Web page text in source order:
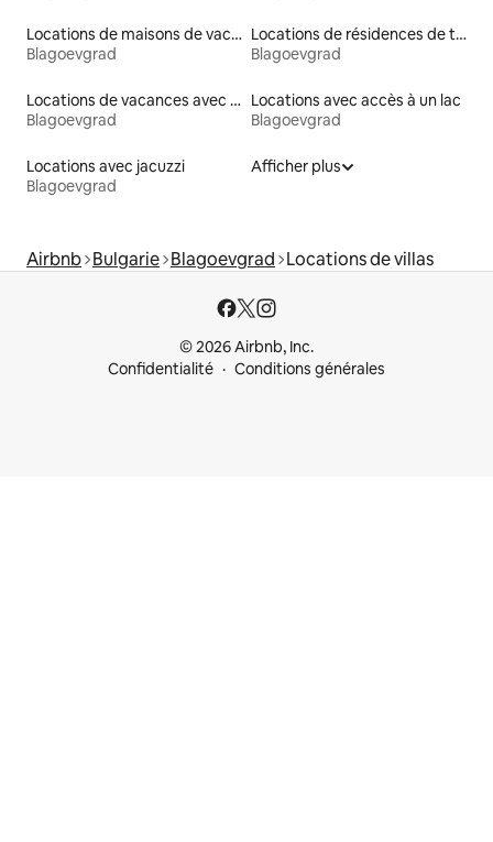
Locations de maisons de vacances
Blagoevgrad
Locations de résidences de tourisme
Blagoevgrad
Locations de vacances avec piscine
Blagoevgrad
Locations avec accès à un lac
Blagoevgrad
Locations avec jacuzzi
Blagoevgrad
Afficher plus
Airbnb Bulgarie Blagoevgrad Locations de villas
© 2026 Airbnb, Inc.
Confidentialité
Conditions générales